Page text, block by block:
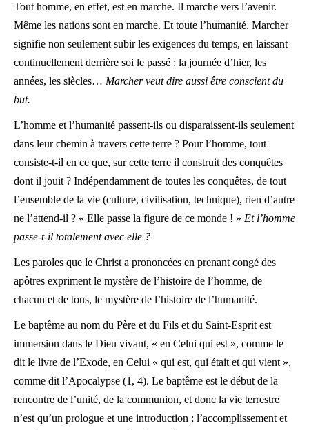
Tout homme, en effet, est en marche. Il marche vers l’avenir.
Même les nations sont en marche. Et toute l’humanité. Marcher
signifie non seulement subir les exigences du temps, en laissant
continuellement derrière soi le passé : la journée d’hier, les
années, les siècles… Marcher veut dire aussi être conscient du
but.
L’homme et l’humanité passent-ils ou disparaissent-ils seulement
dans leur chemin à travers cette terre ? Pour l’homme, tout
consiste-t-il en ce que, sur cette terre il construit des conquêtes
dont il jouit ? Indépendamment de toutes les conquêtes, de tout
l’ensemble de la vie (culture, civilisation, technique), rien d’autre
ne l’attend-il ? « Elle passe la figure de ce monde ! » Et l’homme
passe-t-il totalement avec elle ?
Les paroles que le Christ a prononcées en prenant congé des
apôtres expriment le mystère de l’histoire de l’homme, de
chacun et de tous, le mystère de l’histoire de l’humanité.
Le baptême au nom du Père et du Fils et du Saint-Esprit est
immersion dans le Dieu vivant, « en Celui qui est », comme le
dit le livre de l’Exode, en Celui « qui est, qui était et qui vient »,
comme dit l’Apocalypse (1, 4). Le baptême est le début de la
rencontre de l’unité, de la communion, et donc la vie terrestre
n’est qu’un prologue et une introduction ; l’accomplissement et